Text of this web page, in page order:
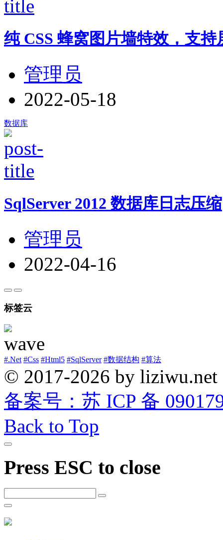
纯 CSS 蜂窝图片墙特效，支持
管理员
2022-05-18
数据库
SqlServer 2012 数据库日志压缩
管理员
2022-04-16
标签云
#.Net #Css #Html5 #SqlServer #数据结构 #算法
© 2017-2026 by liziwu.net
备案号：苏 ICP 备
Back to Top
Press ESC to close